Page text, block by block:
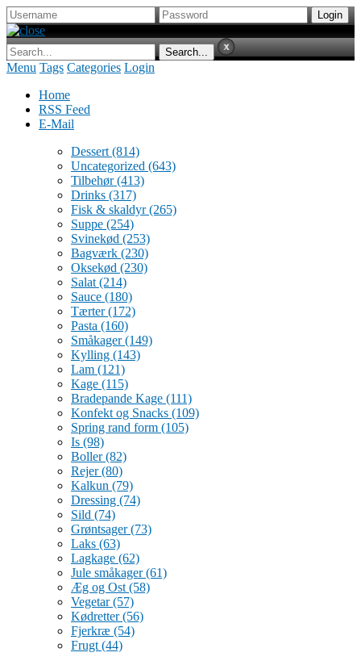
Menu Tags Categories Login
Home
RSS Feed
E-Mail
Dessert (814)
Uncategorized (643)
Tilbehør(413)
Drinks (317)
Fisk & skaldyr(265)
Suppe (254)
Svinekød (253)
Bagværk (230)
Oksekød (230)
Salat (214)
Sauce (180)
Tærter(172)
Pasta (160)
Småkager(149)
Kylling (143)
Lam (121)
Kage (115)
Bradepande Kage (111)
Konfekt og Snacks (109)
Spring rand form (105)
Is (98)
Boller(82)
Rejer(80)
Kalkun (79)
Dressing (74)
Sild (74)
Grøntsager(73)
Laks (63)
Lagkage (62)
Jule småkager(61)
Æg og Ost (58)
Vegetar(57)
Kødretter(56)
Fjerkræ (54)
Frugt (44)